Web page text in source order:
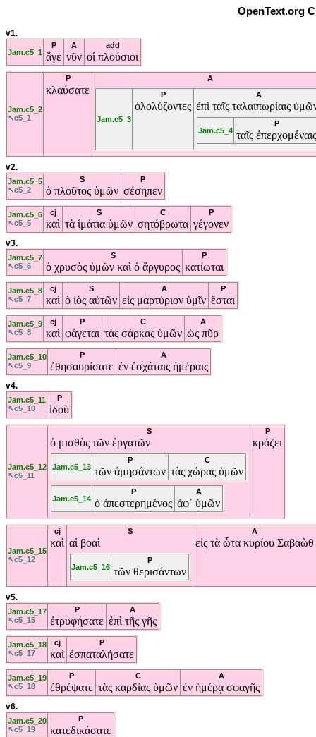
OpenText.org
v1.
Jam.c5_1
P
ἄγε
A
νῦν
add
οἱ πλούσιοι
Jam.c5_2
↖c5_1
P
κλαύσατε
A
Jam.c5_3
P
ὀλολύζοντες
A
ἐπὶ ταῖς ταλαιπωρίαις
Jam.c5_4
P
ταῖς ἐπερχομέναις
v2.
Jam.c5_5
↖c5_2
S
ὁ πλοῦτος ὑμῶν
P
σέσηπεν
Jam.c5_6
↖c5_5
cj
καὶ
S
τὰ ἱμάτια ὑμῶν
C
σητόβρωτα
P
γέγονεν
v3.
Jam.c5_7
↖c5_6
S
ὁ χρυσὸς ὑμῶν καὶ ὁ ἄργυρος
P
κατίωται
Jam.c5_8
↖c5_7
cj
καὶ
S
ὁ ἰὸς αὐτῶν
A
εἰς μαρτύριον ὑμῖν
P
ἔσται
Jam.c5_9
↖c5_8
cj
καὶ
P
φάγεται
C
τὰς σάρκας ὑμῶν
A
ὡς πῦρ
Jam.c5_10
↖c5_9
P
ἐθησαυρίσατε
A
ἐν ἐσχάταις ἡμέραις
v4.
Jam.c5_11
↖c5_10
P
ἰδοὺ
Jam.c5_12
↖c5_11
S
ὁ μισθὸς τῶν ἐργατῶν
Jam.c5_13
P
τῶν ἀμησάντων
C
τὰς χώρας ὑμῶν
Jam.c5_14
P
ὁ ἀπεστερημένος
A
ἀφ᾽ ὑμῶν
P
κράζει
Jam.c5_15
↖c5_12
cj
καὶ
S
αἱ βοαὶ
Jam.c5_16
P
τῶν θερισάντων
A
εἰς τὰ ὦτα κυρίου Σαβαὼθ
v5.
Jam.c5_17
↖c5_15
P
ἐτρυφήσατε
A
ἐπὶ τῆς γῆς
Jam.c5_18
↖c5_17
cj
καὶ
P
ἐσπαταλήσατε
Jam.c5_19
↖c5_18
P
ἐθρέψατε
C
τὰς καρδίας ὑμῶν
A
ἐν ἡμέρᾳ σφαγῆς
v6.
Jam.c5_20
↖c5_19
P
κατεδικάσατε